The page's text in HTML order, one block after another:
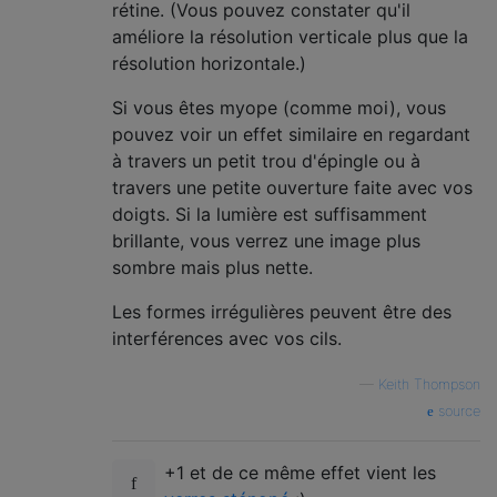
rétine. (Vous pouvez constater qu'il
améliore la résolution verticale plus que la
résolution horizontale.)
Si vous êtes myope (comme moi), vous
pouvez voir un effet similaire en regardant
à travers un petit trou d'épingle ou à
travers une petite ouverture faite avec vos
doigts. Si la lumière est suffisamment
brillante, vous verrez une image plus
sombre mais plus nette.
Les formes irrégulières peuvent être des
interférences avec vos cils.
Keith Thompson
source
+1 et de ce même effet vient les